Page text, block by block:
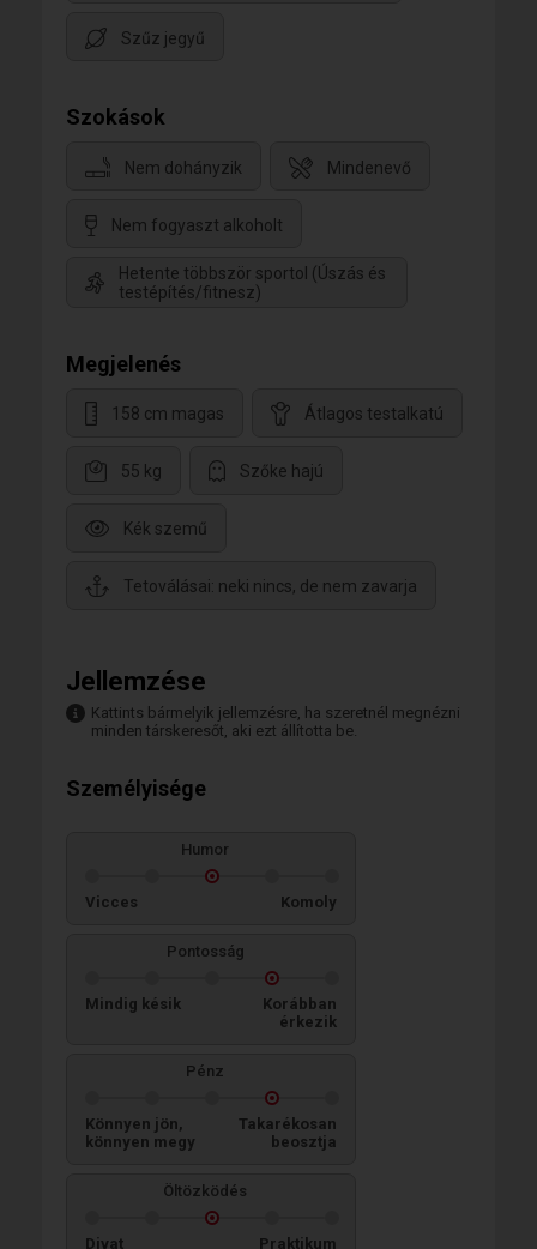
Szűz jegyű
Szokások
Nem dohányzik Mindenevő
Nem fogyaszt alkoholt
Hetente többször sportol (Úszás és
testépítés/fitnesz)
Megjelenés
158 cm magas Átlagos testalkatú
55 kg Szőke hajú
Kék szemű
Tetoválásai: neki nincs, de nem zavarja
Jellemzése
Kattints bármelyik jellemzésre, ha szeretnél megnézni
minden társkeresőt, aki ezt állította be.
Személyisége
Humor
Vicces Komoly
Pontosság
Mindig késik
Korábban
érkezik
Pénz
Könnyen jön,
könnyen megy
Takarékosan
beosztja
Öltözködés
Divat Praktikum